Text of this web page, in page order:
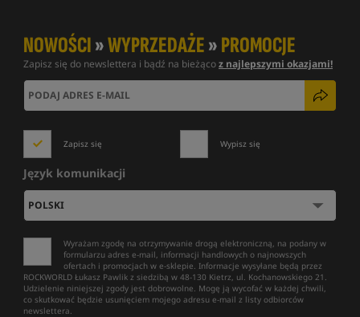
NOWOŚCI»WYPRZEDAŻE»PROMOCJE
Zapisz się do newslettera i bądź na bieżącoz najlepszymi okazjami!
Zapisz się Wypisz się
Język komunikacji
Wyrażam zgodę na otrzymywanie drogą elektroniczną, na podany w
formularzu adres e-mail, informacji handlowych o najnowszych
ofertach i promocjach w e-sklepie. Informacje wysyłane będą przez
ROCKWORLD Łukasz Pawlik z siedzibą w 48-130 Kietrz, ul. Kochanowskiego 21.
Udzielenie niniejszej zgody jest dobrowolne. Mogę ją wycofać w każdej chwili,
co skutkować będzie usunięciem mojego adresu e-mail z listy odbiorców
newslettera.